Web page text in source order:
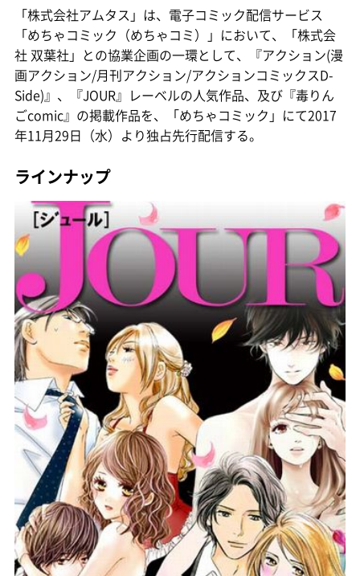
「株式会社アムタス」は、電子コミック配信サービス
「めちゃコミック（めちゃコミ）」において、「株式会
社 双葉社」との協業企画の一環として、『アクション(漫
画アクション/月刊アクション/アクションコミックスD-
Side)』、『JOUR』レーベルの人気作品、及び『毒りん
ごcomic』の掲載作品を、「めちゃコミック」にて2017
年11月29日（水）より独占先行配信する。
ラインナップ